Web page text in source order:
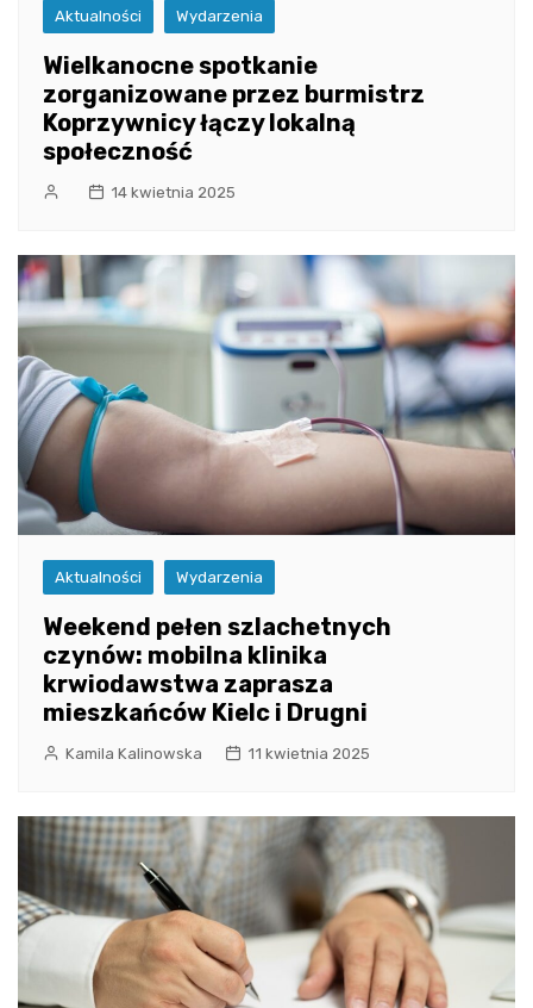
Aktualności Wydarzenia
Wielkanocne spotkanie
zorganizowane przez burmistrz
Koprzywnicy łączy lokalną
społeczność
14 kwietnia 2025
Aktualności Wydarzenia
Weekend pełen szlachetnych
czynów: mobilna klinika
krwiodawstwa zaprasza
mieszkańców Kielc i Drugni
Kamila Kalinowska 11 kwietnia 2025